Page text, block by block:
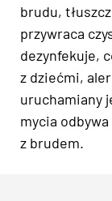
brudu,
przywraca
dezynfekuje,
z dziećmi,
uruchamiany
mycia
z brudem.